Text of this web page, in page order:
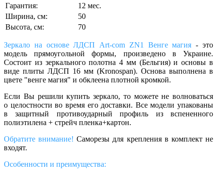
Гарантия:
12 мес.
Ширина, см:
50
Высота, см:
70
Зеркало на основе ЛДСП Art-com ZN1 Венге магия- это
модель прямоугольной формы, произведено в Украине.
Состоит из зеркального полотна 4 мм (Бельгия) и основы в
виде плиты ЛДСП 16 мм (Kronospan). Основа выполнена в
цвете "венге магия" и обклеена плотной кромкой.
Если Вы решили купить зеркало, то можете не волноваться
о целостности во время его доставки. Все модели упакованы
в защитный противоударный профиль из вспененного
полиэтилена + стрейч пленка+картон.
Обратите внимание!Саморезы для крепления в комплект не
входят.
Особенности и преимущества: